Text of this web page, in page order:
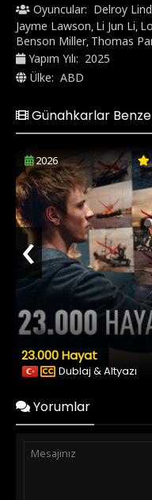
Oyuncular: Delroy
Jayme Lawson, Li Jun Li,
Benson Miller, Thomas
Yapım Yılı: 2025
Ülke: ABD
Günahkarlar
2026
23.000 Hayat
Dublaj & Altyazı
‹
Yorumlar